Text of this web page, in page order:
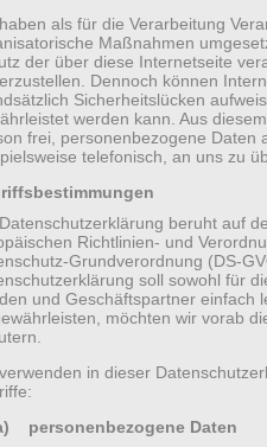
Be impressed with
feature and
als für die Verarbeitung
Maßnahmen
der über diese Internetseite
Dennoch können
Sicherheitslücken
werden kann. Aus
frei, personenbezogene Daten
telefonisch, an uns zu
beruht auf
Richtlinien- und
Grundverordnung (DS-
soll sowohl für
und Geschäftspartner einfach
möchten wir vorab
in dieser
personenbezogene Daten